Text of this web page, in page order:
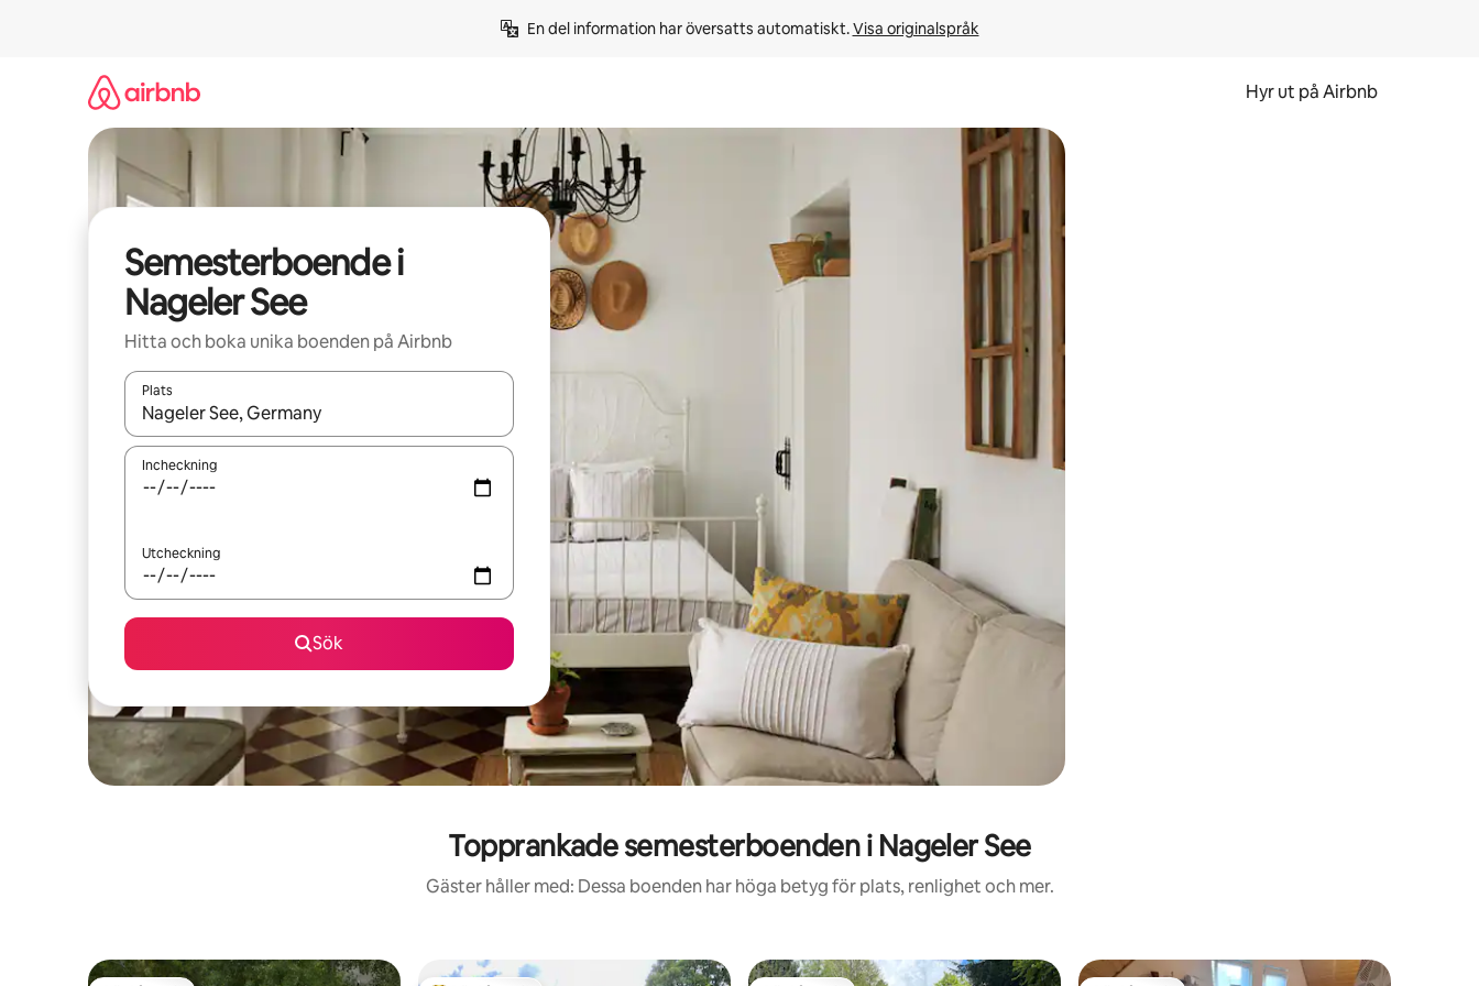
En del information har översatts automatiskt. Visa originalspråk
Hyr ut på Airbnb
Semesterboende i
Nageler See
Hitta och boka unika boenden på Airbnb
Plats
När resultaten är tillgängliga kan du navigera med upp- och nedåtpilarna eller utforska genom att trycka eller svepa.
Incheckning
Utcheckning
Sök
Topprankade semesterboenden i Nageler See
Gäster håller med: Dessa boenden har höga betyg för plats, renlighet och mer.